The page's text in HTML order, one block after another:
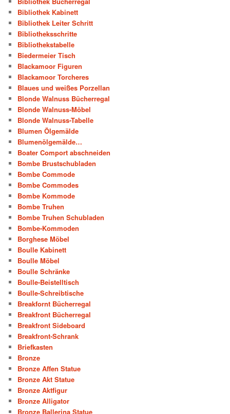
Bibliothek Kabinett
Bibliothek Leiter Schritt
Bibliotheksschritte
Bibliothekstabelle
Biedermeier Tisch
Blackamoor Figuren
Blackamoor Torcheres
Blaues und weißes Porzellan
Blonde Walnuss Bücherregal
Blonde Walnuss-Möbel
Blonde Walnuss-Tabelle
Blumen Ölgemälde
Blumenölgemälde…
Boater Comport abschneiden
Bombe Brustschubladen
Bombe Commode
Bombe Commodes
Bombe Kommode
Bombe Truhen
Bombe Truhen Schubladen
Bombe-Kommoden
Borghese Möbel
Boulle Kabinett
Boulle Möbel
Boulle Schränke
Boulle-Beistelltisch
Boulle-Schreibtische
Breakfornt Bücherregal
Breakfront Bücherregal
Breakfront Sideboard
Breakfront-Schrank
Briefkasten
Bronze
Bronze Affen Statue
Bronze Akt Statue
Bronze Aktfigur
Bronze Alligator
Bronze Ballerina Statue